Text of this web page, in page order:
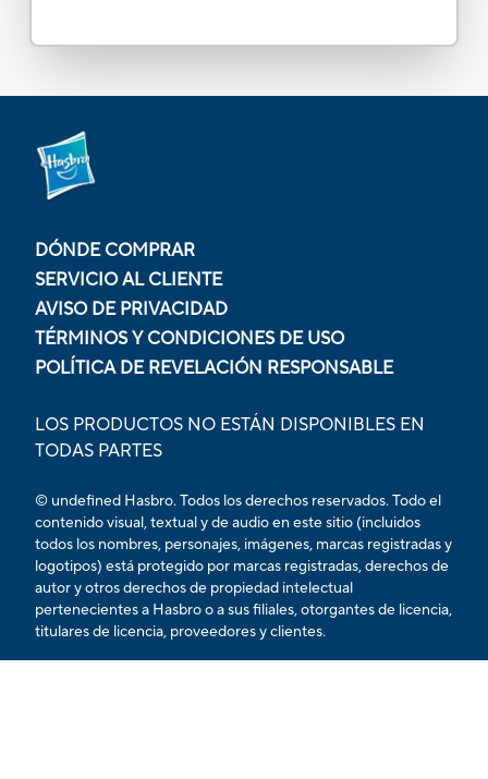
DÓNDE COMPRAR
SERVICIO AL CLIENTE
AVISO DE PRIVACIDAD
TÉRMINOS Y CONDICIONES DE USO
POLÍTICA DE REVELACIÓN RESPONSABLE
LOS PRODUCTOS NO ESTÁN DISPONIBLES EN
TODAS PARTES
© undefined Hasbro. Todos los derechos reservados. Todo el
contenido visual, textual y de audio en este sitio (incluidos
todos los nombres, personajes, imágenes, marcas registradas y
logotipos) está protegido por marcas registradas, derechos de
autor y otros derechos de propiedad intelectual
pertenecientes a Hasbro o a sus filiales, otorgantes de licencia,
titulares de licencia, proveedores y clientes.